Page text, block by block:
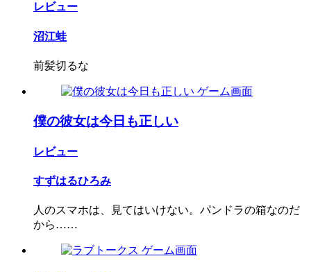
レビュー
沼江蛙
前髪切るな
僕の彼女は今日も正しい
レビュー
すずはるひろみ
人のスマホは、見てはいけない。パンドラの箱なのだ
から……